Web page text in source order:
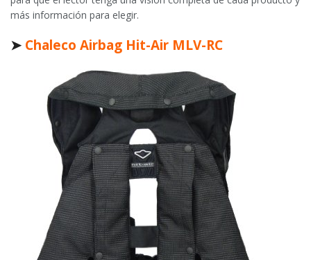
más información para elegir.
➤ Chaleco Airbag Hit-Air MLV-RC